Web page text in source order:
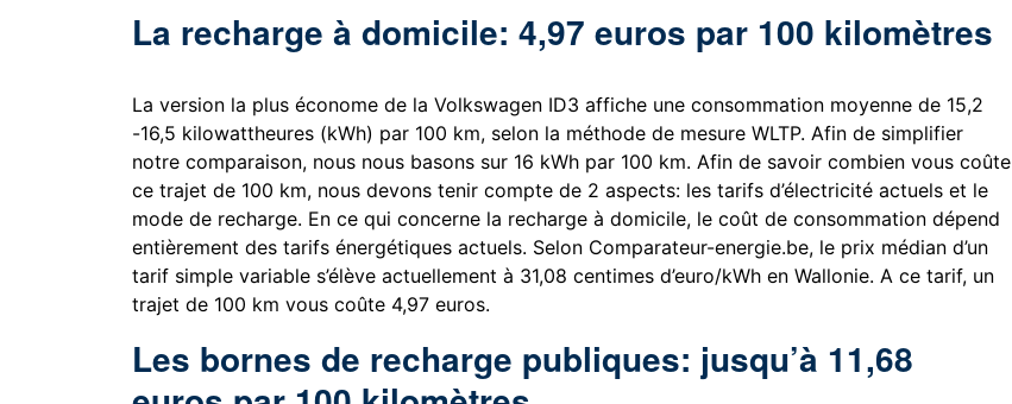
La recharge à domicile: 4,97 euros par 100 kilomètres
La version la plus économe de la Volkswagen ID3 affiche une consommation moyenne de 15,2
-16,5 kilowattheures (kWh) par 100 km, selon la méthode de mesure WLTP. Afin de simplifier
notre comparaison, nous nous basons sur 16 kWh par 100 km. Afin de savoir combien vous coûte
ce trajet de 100 km, nous devons tenir compte de 2 aspects: les tarifs d’électricité actuels et le
mode de recharge. En ce qui concerne la recharge à domicile, le coût de consommation dépend
entièrement des tarifs énergétiques actuels. Selon Comparateur-energie.be, le prix médian d’un
tarif simple variable s’élève actuellement à 31,08 centimes d’euro/kWh en Wallonie. A ce tarif, un
trajet de 100 km vous coûte 4,97 euros.
Les bornes de recharge publiques: jusqu’à 11,68